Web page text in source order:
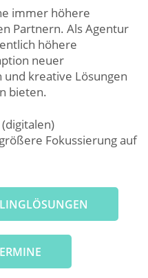
immer höhere
Partnern. Als Agentur
höhere
neuer
kreative Lösungen
bieten.
Fokussierung auf